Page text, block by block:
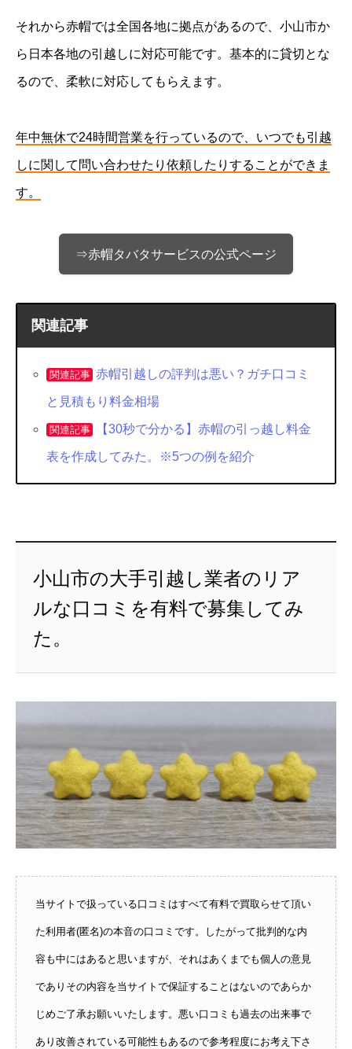
それから赤帽では全国各地に拠点があるので、小山市か
ら日本各地の引越しに対応可能です。基本的に貸切とな
るので、柔軟に対応してもらえます。
年中無休で24時間営業を行っているので、いつでも引越
しに関して問い合わせたり依頼したりすることができま
す。
⇒赤帽タバタサービスの公式ページ
関連記事
関連記事 赤帽引越しの評判は悪い？ガチ口コミ
と見積もり料金相場
関連記事 【30秒で分かる】赤帽の引っ越し料金
表を作成してみた。※5つの例を紹介
小山市の大手引越し業者のリア
ルな口コミを有料で募集してみ
た。
当サイトで扱っている口コミはすべて有料で買取らせて頂い
た利用者(匿名)の本音の口コミです。したがって批判的な内
容も中にはあると思いますが、それはあくまでも個人の意見
でありその内容を当サイトで保証することはないのであらか
じめご了承お願いいたします。悪い口コミも過去の出来事で
あり改善されている可能性もあるので参考程度にお考え下さ